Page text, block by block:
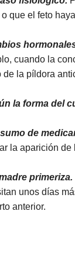
o que el feto
cuando la
de la píldora
la forma del
de
la aparición de
primeriza.
unos días
anterior.